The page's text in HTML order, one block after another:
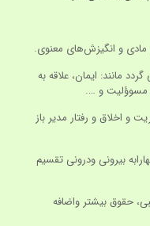
مادی و انگیزش‌های معنوی.
مانند: ایمان، علاقه به
مسوؤلیت و ….
و اخلاق و رفتار مدیر باز
بیرونی ودرونی تقسیم
حقوق بیشتر واضافه